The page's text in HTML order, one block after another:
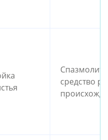
средство